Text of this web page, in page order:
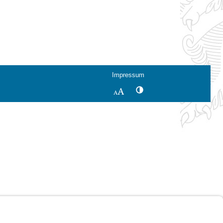
Impressum
SchriftgrößeKontrastwechsel